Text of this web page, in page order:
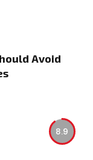
Avoid
8.9